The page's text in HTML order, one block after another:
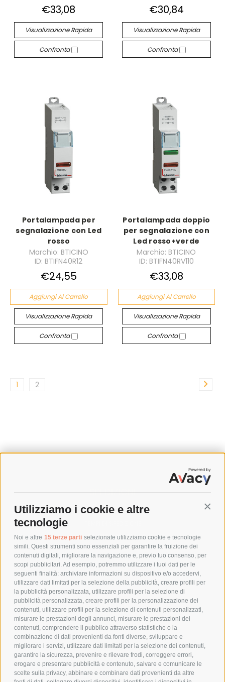
Utilizziamo i cookie e altre
tecnologie
Noi e altre 15 terze parti selezionate utilizziamo cookie e tecnologie
simili. Questi strumenti sono essenziali per garantire la fruizione dei
contenuti digitali, migliorare la navigazione e, previo tuo consenso, per
scopi pubblicitari. Ad esempio, potremmo utilizzare i tuoi dati per le
seguenti finalità: archiviare informazioni su dispositivo e/o accedervi,
utilizzare dati limitati per la selezione della pubblicità, creare profili per
la pubblicità personalizzata, utilizzare profili per la selezione di
pubblicità personalizzata, creare profili per la personalizzazione dei
contenuti, utilizzare profili per la selezione di contenuti personalizzati,
misurare le prestazioni degli annunci, misurare le prestazioni dei
contenuti, comprendere il pubblico attraverso statistiche o la
combinazione di dati provenienti da fonti diverse, sviluppare e
migliorare i servizi, utilizzare dati limitati per la selezione dei contenuti,
garantire la sicurezza, prevenire e rilevare frodi, correggere errori,
erogare e presentare pubblicità e contenuto, salvare e comunicare le
scelte sulla privacy, abbinare e combinare dati provenienti da altre
€33,08
Visualizzazione Rapida
Confronta
€30,84
Visualizzazione Rapida
Confronta
Portalampada per
segnalazione con Led
rosso
Marchio: BTICINO
ID: BTIFN40R12
€24,55
Aggiungi Al Carrello
Visualizzazione Rapida
Confronta
Portalampada doppio
per segnalazione con
Led rosso+verde
Marchio: BTICINO
ID: BTIFN40RV110
€33,08
Aggiungi Al Carrello
Visualizzazione Rapida
Confronta
1 2
SPEDIZIONI
COSTI DI SPEDIZIONE
POLITICA DI RESO
POLICY
PRIVACY POLICY
COOKIE POLICY
PAGAMENTI SICURI
AZIENDA
CHI SIAMO